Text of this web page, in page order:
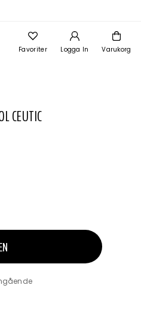
Varukorg
Logga In
Favoriter
CEUTIC